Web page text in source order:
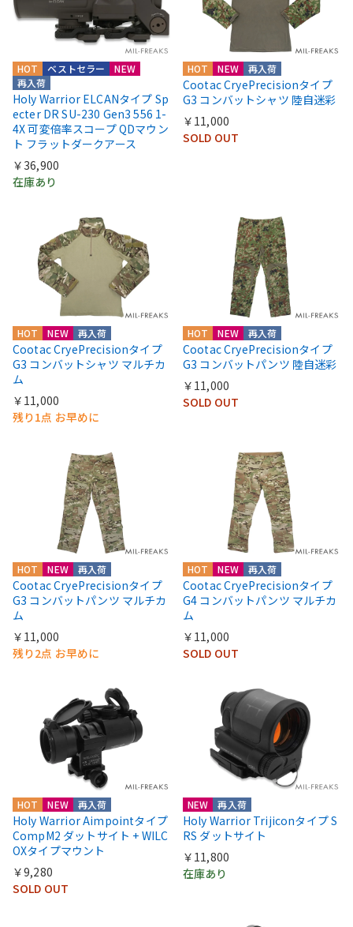
HOT
NEW
再入荷
ベストセラー
Holy Warrior ELCANタイプ Sp
ecter DR SU-230 Gen3 556 1-
4X 可変倍率スコープ QDマウン
ト フラットダークアース
￥36,900
在庫あり
HOT NEW 再入荷
Cootac CryePrecisionタイプ
G3 コンバットシャツ 陸自迷彩
￥11,000
SOLD OUT
HOT NEW 再入荷
Cootac CryePrecisionタイプ
G3 コンバットシャツ マルチカ
ム
￥11,000
残り1点 お早めに
HOT NEW 再入荷
Cootac CryePrecisionタイプ
G3 コンバットパンツ 陸自迷彩
￥11,000
SOLD OUT
HOT NEW 再入荷
Cootac CryePrecisionタイプ
G3 コンバットパンツ マルチカ
ム
￥11,000
残り2点 お早めに
HOT NEW 再入荷
Cootac CryePrecisionタイプ
G4 コンバットパンツ マルチカ
ム
￥11,000
SOLD OUT
HOT NEW 再入荷
Holy Warrior Aimpointタイプ
CompM2 ダットサイト + WILC
OXタイプマウント
￥9,280
SOLD OUT
NEW 再入荷
Holy Warrior Trijiconタイプ S
RS ダットサイト
￥11,800
在庫あり